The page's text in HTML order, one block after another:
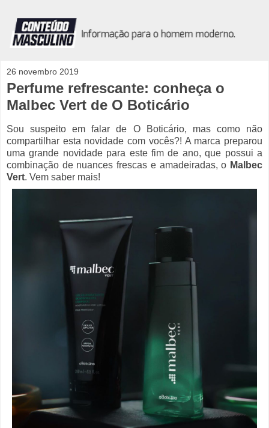
26 novembro 2019
Perfume refrescante: conheça o
Malbec Vert de O Boticário
Sou suspeito em falar de O Boticário, mas como não
compartilhar esta novidade com vocês?! A marca preparou
uma grande novidade para este fim de ano, que possui a
combinação de nuances frescas e amadeiradas, o Malbec
Vert. Vem saber mais!